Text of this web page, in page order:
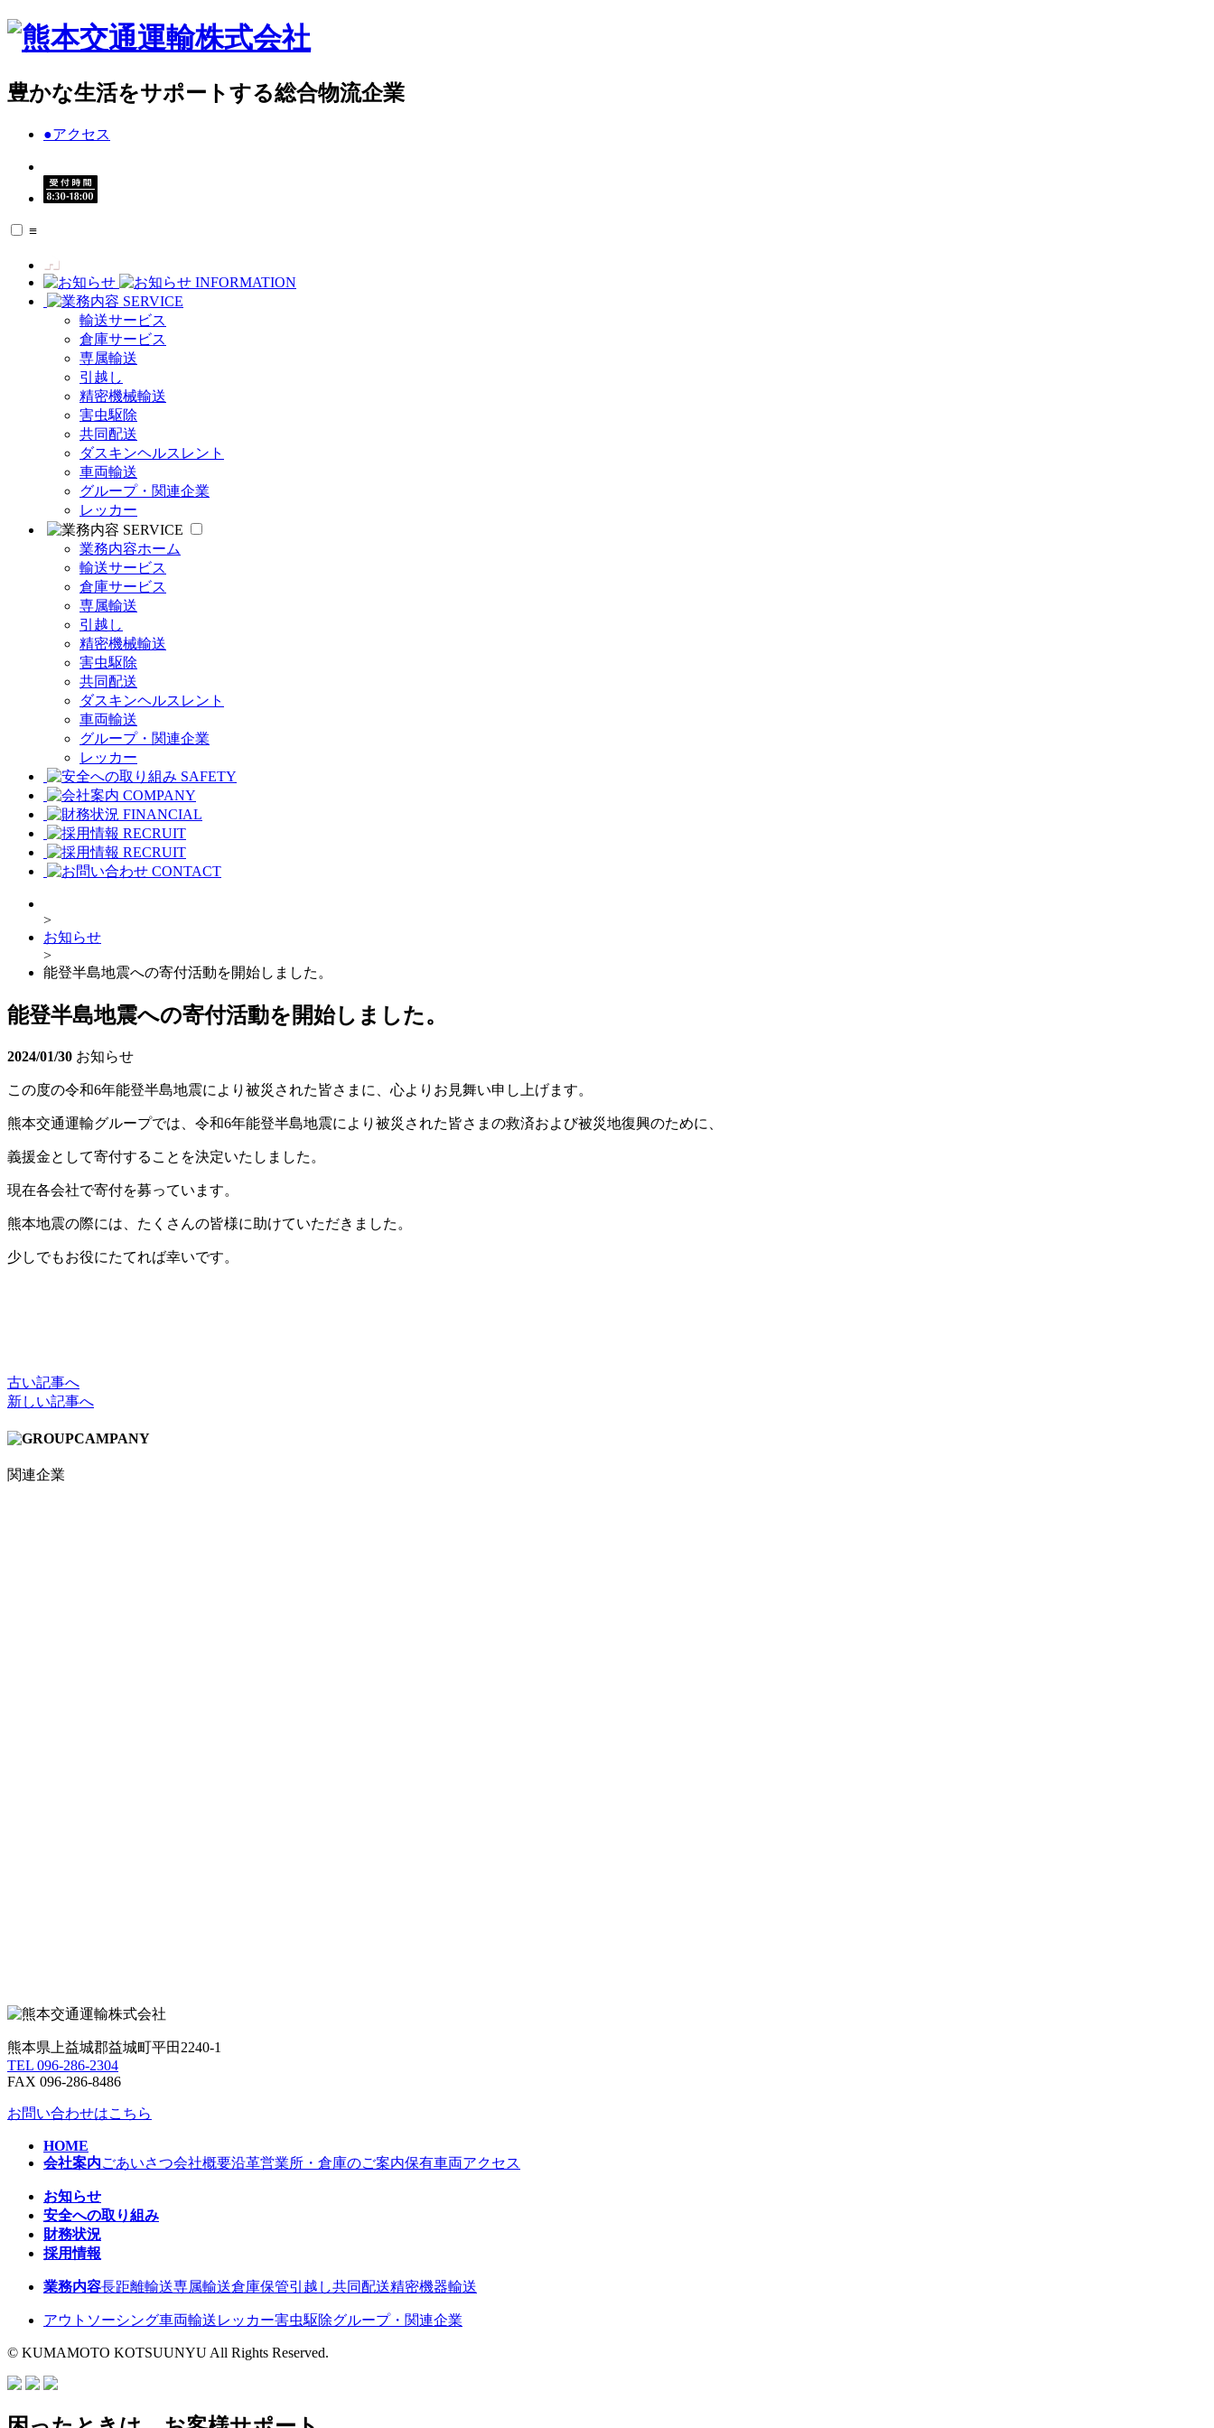
豊かな生活をサポートする総合物流企業
●アクセス
≡
INFORMATION
SERVICE
輸送サービス
倉庫サービス
専属輸送
引越し
精密機械輸送
害虫駆除
共同配送
ダスキンヘルスレント
車両輸送
グループ・関連企業
レッカー
SERVICE
業務内容ホーム
輸送サービス
倉庫サービス
専属輸送
引越し
精密機械輸送
害虫駆除
共同配送
ダスキンヘルスレント
車両輸送
グループ・関連企業
レッカー
SAFETY
COMPANY
FINANCIAL
RECRUIT
RECRUIT
CONTACT
>
お知らせ
>
能登半島地震への寄付活動を開始しました。
能登半島地震への寄付活動を開始しました。
2024/01/30 お知らせ
この度の令和6年能登半島地震により被災された皆さまに、心よりお見舞い申し上げます。
熊本交通運輸グループでは、令和6年能登半島地震により被災された皆さまの救済および被災地復興のために、
義援金として寄付することを決定いたしました。
現在各会社で寄付を募っています。
熊本地震の際には、たくさんの皆様に助けていただきました。
少しでもお役にたてれば幸いです。
古い記事へ
新しい記事へ
関連企業
熊本県上益城郡益城町平田2240-1
TEL 096-286-2304
FAX 096-286-8486
お問い合わせはこちら
HOME
会社案内ごあいさつ会社概要沿革営業所・倉庫のご案内保有車両アクセス
お知らせ
安全への取り組み
財務状況
採用情報
業務内容長距離輸送専属輸送倉庫保管引越し共同配送精密機器輸送
アウトソーシング車両輸送レッカー害虫駆除グループ・関連企業
© KUMAMOTO KOTSUUNYU All Rights Reserved.